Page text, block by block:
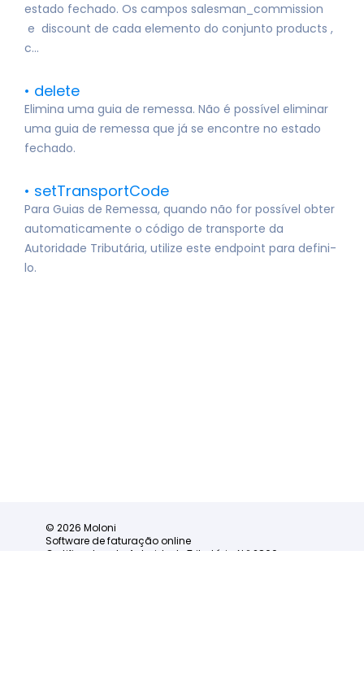
estado fechado. Os campos salesman_commission
e discount de cada elemento do conjunto products ,
c...
delete
Elimina uma guia de remessa. Não é possível eliminar
uma guia de remessa que já se encontre no estado
fechado.
setTransportCode
Para Guias de Remessa, quando não for possível obter
automaticamente o código de transporte da
Autoridade Tributária, utilize este endpoint para defini-
lo.
© 2026 Moloni
Software de faturação online
Certificado pela Autoridade Tributária N.º 2860